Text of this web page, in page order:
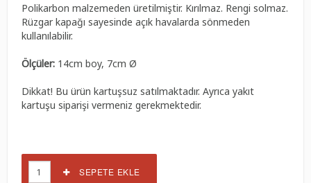
Polikarbon malzemeden üretilmiştir. Kırılmaz. Rengi solmaz.
Rüzgar kapağı sayesinde açık havalarda sönmeden
kullanılabilir.
Ölçüler: 14cm boy, 7cm Ø
Dikkat! Bu ürün kartuşsuz satılmaktadır. Ayrıca yakıt
kartuşu siparişi vermeniz gerekmektedir.
SEPETE EKLE